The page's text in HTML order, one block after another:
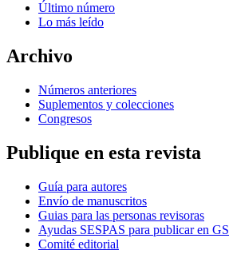
Último número
Lo más leído
Archivo
Números anteriores
Suplementos y colecciones
Congresos
Publique en esta revista
Guía para autores
Envío de manuscritos
Guias para las personas revisoras
Ayudas SESPAS para publicar en GS
Comité editorial